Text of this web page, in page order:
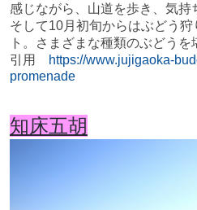
感じながら、山道を歩き、気
そして10月初旬からはぶどう
ト。さまざまな種類のぶどうを
引用
https://www.jujigaoka-
promenade
知床五胡